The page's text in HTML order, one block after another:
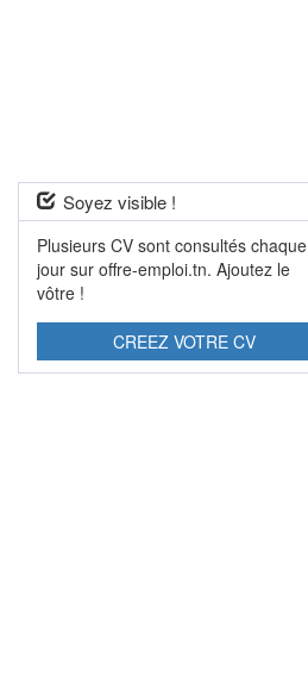
Soyez visible !
Plusieurs CV sont consultés chaque
jour sur offre-emploi.tn. Ajoutez le
vôtre !
CREEZ VOTRE CV